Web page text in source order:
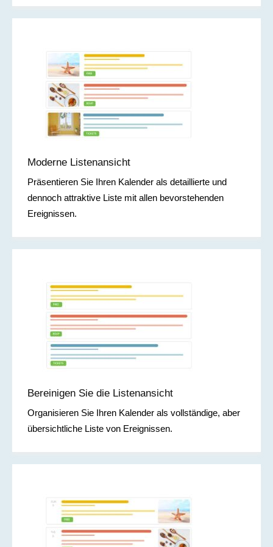
Moderne Listenansicht
Präsentieren Sie Ihren Kalender als detaillierte und
dennoch attraktive Liste mit allen bevorstehenden
Ereignissen.
Bereinigen Sie die Listenansicht
Organisieren Sie Ihren Kalender als vollständige, aber
übersichtliche Liste von Ereignissen.